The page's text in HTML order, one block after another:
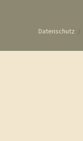
Datenschutz